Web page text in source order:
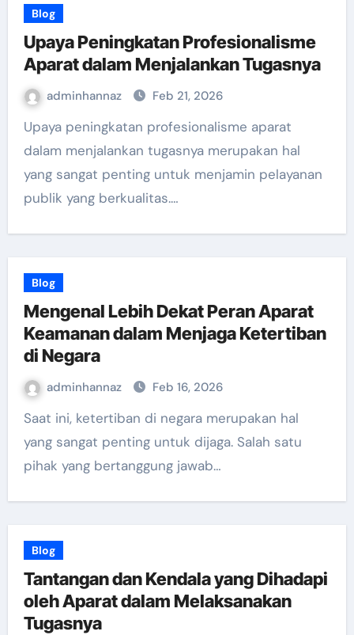
Blog
Upaya Peningkatan Profesionalisme
Aparat dalam Menjalankan Tugasnya
adminhannaz Feb 21, 2026
Upaya peningkatan profesionalisme aparat
dalam menjalankan tugasnya merupakan hal
yang sangat penting untuk menjamin pelayanan
publik yang berkualitas.…
Blog
Mengenal Lebih Dekat Peran Aparat
Keamanan dalam Menjaga Ketertiban
di Negara
adminhannaz Feb 16, 2026
Saat ini, ketertiban di negara merupakan hal
yang sangat penting untuk dijaga. Salah satu
pihak yang bertanggung jawab…
Blog
Tantangan dan Kendala yang Dihadapi
oleh Aparat dalam Melaksanakan
Tugasnya